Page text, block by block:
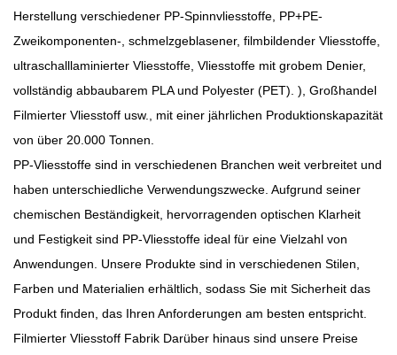
Herstellung verschiedener PP-Spinnvliesstoffe, PP+PE-
Zweikomponenten-, schmelzgeblasener, filmbildender Vliesstoffe,
ultraschalllaminierter Vliesstoffe, Vliesstoffe mit grobem Denier,
vollständig abbaubarem PLA und Polyester (PET). ), Großhandel
Filmierter Vliesstoff usw., mit einer jährlichen Produktionskapazität
von über 20.000 Tonnen.
PP-Vliesstoffe sind in verschiedenen Branchen weit verbreitet und
haben unterschiedliche Verwendungszwecke. Aufgrund seiner
chemischen Beständigkeit, hervorragenden optischen Klarheit
und Festigkeit sind PP-Vliesstoffe ideal für eine Vielzahl von
Anwendungen. Unsere Produkte sind in verschiedenen Stilen,
Farben und Materialien erhältlich, sodass Sie mit Sicherheit das
Produkt finden, das Ihren Anforderungen am besten entspricht.
Filmierter Vliesstoff Fabrik Darüber hinaus sind unsere Preise